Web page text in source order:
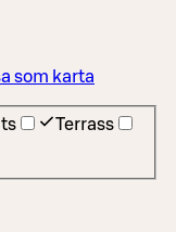
Terrass
som karta